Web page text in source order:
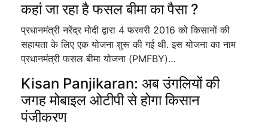
कहां जा रहा है फसल बीमा का पैसा ?
प्रधानमंत्री नरेंद्र मोदी द्वारा 4 फरवरी 2016 को किसानों की
सहायता के लिए एक योजना शुरू की गई थी. इस योजना का नाम
प्रधानमंत्री फसल बीमा योजना (PMFBY)…
Kisan Panjikaran: अब उंगलियों की
जगह मोबाइल ओटीपी से होगा किसान
पंजीकरण